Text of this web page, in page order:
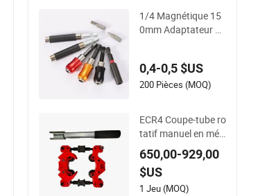
1/4 Magnétique 15
0mm Adaptateur de
rapide pour vis hexa
gonales
0,4-0,5 $US
200 Pièces (MOQ)
ECR4 Coupe-tube ro
tatif manuel en mét
al, coupe-tube profe
ssionnel industriel e
n acier au carbone p
our tuyaux en acier i
650,00-929,00
$US
1 Jeu (MOQ)